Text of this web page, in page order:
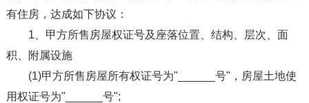
有住房，达成如下协议：
1、甲方所售房屋权证号及座落位置、结构、层次、面
积、附属设施
(1)甲方所售房屋所有权证号为"______号"，房屋土地使
用权证号为"______号";